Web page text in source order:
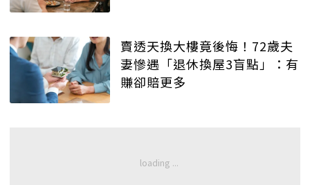
賣透天換大樓竟後悔！72歲夫
妻慘遇「退休換屋3盲點」：有
賺卻賠更多